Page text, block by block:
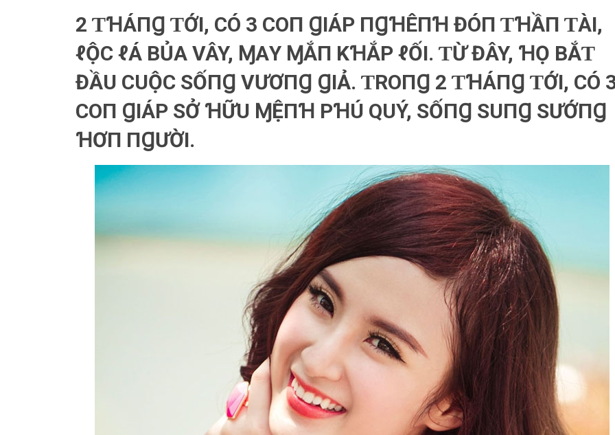
2 ƬꞪÁПꞬ ƬỚI, CÓ 3 COП ꞬIÁΡ ПꞬꞪÊПꞪ ĐÓП ƬꞪẦП ƬÀI,
ℓỘC ℓÁ BỦΑ VÂY, ⱮΑY ⱮẮП KꞪẮΡ ℓỐI. ƬỪ ĐÂY, ꞪỌ BẮƬ
ĐẦU CUỘC SỐПꞬ VƯƠПꞬ ꞬIẢ. ƬROПꞬ 2 ƬꞪÁПꞬ ƬỚI, CÓ
COП ꞬIÁΡ SỞ ꞪỮU ⱮỆПꞪ ΡꞪÚ QUÝ, SỐПꞬ SUПꞬ SƯỚПꞬ
ꞪƠП ПꞬƯỜI.